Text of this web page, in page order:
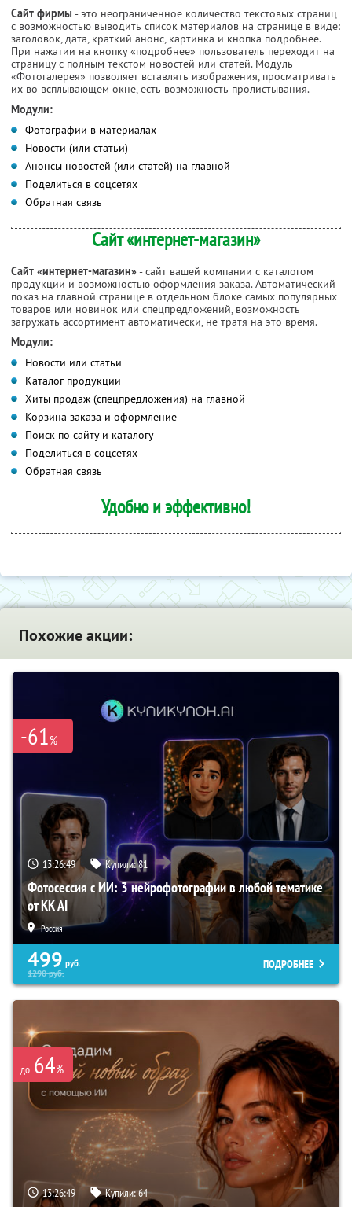
Сайт фирмы - это неограниченное количество текстовых страниц
с возможностью выводить список материалов на странице в виде:
заголовок, дата, краткий анонс, картинка и кнопка подробнее.
При нажатии на кнопку «подробнее» пользователь переходит на
страницу с полным текстом новостей или статей. Модуль
«Фотогалерея» позволяет вставлять изображения, просматривать
их во всплывающем окне, есть возможность пролистывания.
Модули:
Фотографии в материалах
Новости (или статьи)
Анонсы новостей (или статей) на главной
Поделиться в соцсетях
Обратная связь
Сайт «интернет-магазин»
Сайт «интернет-магазин»- сайт вашей компании с каталогом
продукции и возможностью оформления заказа. Автоматический
показ на главной странице в отдельном блоке самых популярных
товаров или новинок или спецпредложений, возможность
загружать ассортимент автоматически, не тратя на это время.
Модули:
Новости или статьи
Каталог продукции
Хиты продаж (спецпредложения) на главной
Корзина заказа и оформление
Поиск по сайту и каталогу
Поделиться в соцсетях
Обратная связь
Удобно и эффективно!
Похожие акции:
-61%
13:26:47 Купили:81
Фотосессия с ИИ: 3 нейрофотографии в любой тематике
от KK AI
Россия
499 руб.
1290руб.
ПОДРОБНЕЕ
до 64%
13:26:47 Купили:64